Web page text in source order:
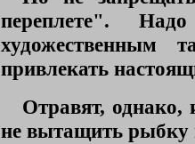
переплете".
художественным
привлекать
Отравят, однако,
не вытащить рыбку